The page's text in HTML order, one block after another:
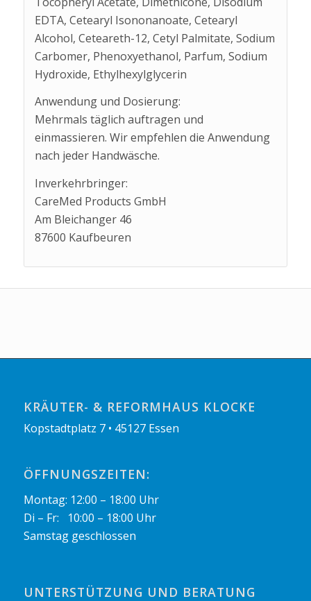
EDTA, Cetearyl Isononanoate, Cetearyl
Alcohol, Ceteareth-12, Cetyl Palmitate, Sodium
Carbomer, Phenoxyethanol, Parfum, Sodium
Hydroxide, Ethylhexylglycerin
Anwendung und Dosierung:
Mehrmals täglich auftragen und
einmassieren. Wir empfehlen die Anwendung
nach jeder Handwäsche.
Inverkehrbringer:
CareMed Products GmbH
Am Bleichanger 46
87600 Kaufbeuren
KRÄUTER- & REFORMHAUS KLOCKE
Kopstadtplatz 7 • 45127 Essen
ÖFFNUNGSZEITEN:
Montag: 12:00 – 18:00 Uhr
Di – Fr: 10:00 – 18:00 Uhr
Samstag geschlossen
UNTERSTÜTZUNG UND BERATUNG